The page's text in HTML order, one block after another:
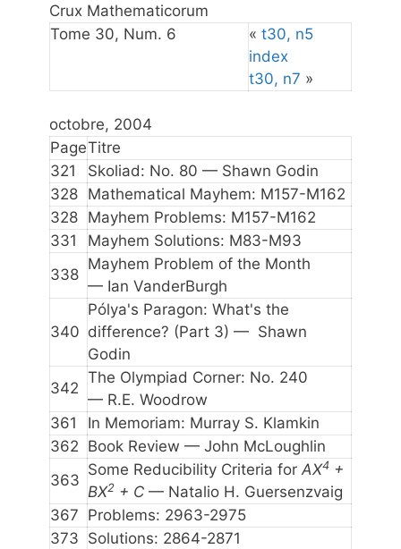
Crux Mathematicorum
Tome 30, Num. 6
« t30, n5
index
t30, n7 »
octobre, 2004
PageTitre
321
Skoliad: No. 80 — Shawn Godin
328 Mathematical Mayhem: M157-M162
328 Mayhem Problems: M157-M162
331
Mayhem Solutions: M83-M93
338
Mayhem Problem of the Month
— Ian VanderBurgh
340
Pólya's Paragon: What's the
difference? (Part 3) — Shawn
Godin
342
The Olympiad Corner: No. 240
— R.E. Woodrow
361
In Memoriam: Murray S. Klamkin
362 Book Review — John McLoughlin
363
Some Reducibility Criteria for AX4 +
BX2 + C — Natalio H. Guersenzvaig
367 Problems: 2963-2975
373 Solutions: 2864-2871